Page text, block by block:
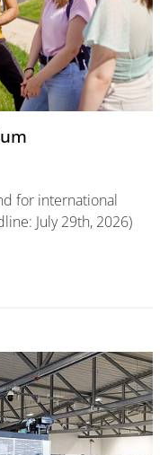
for international
July 29th, 2026)